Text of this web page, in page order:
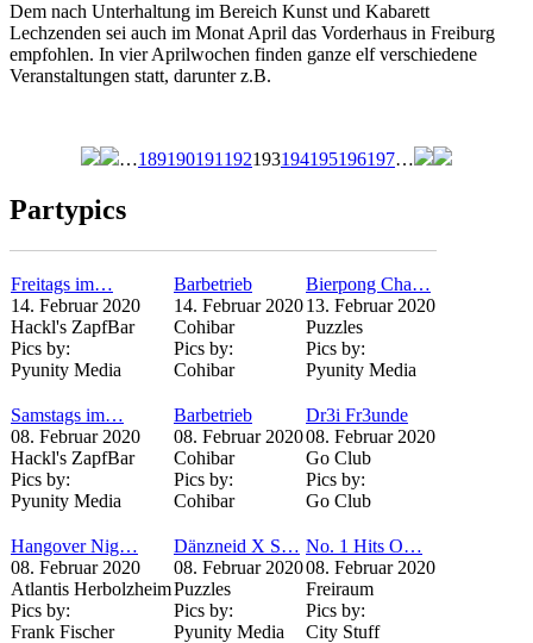
Dem nach Unterhaltung im Bereich Kunst und Kabarett
Lechzenden sei auch im Monat April das Vorderhaus in Freiburg
empfohlen. In vier Aprilwochen finden ganze elf verschiedene
Veranstaltungen statt, darunter z.B.
…189190191 192193194195196197…
Partypics
Freitags im…
14. Februar 2020
Hackl's ZapfBar
Pics by:
Pyunity Media
Barbetrieb
14. Februar 2020
Cohibar
Pics by:
Cohibar
Bierpong Cha…
13. Februar 2020
Puzzles
Pics by:
Pyunity Media
Samstags im…
08. Februar 2020
Hackl's ZapfBar
Pics by:
Pyunity Media
Barbetrieb
08. Februar 2020
Cohibar
Pics by:
Cohibar
Dr3i Fr3unde
08. Februar 2020
Go Club
Pics by:
Go Club
Hangover Nig…
08. Februar 2020
Atlantis Herbolzheim
Pics by:
Frank Fischer
Dänzneid X S…
08. Februar 2020
Puzzles
Pics by:
Pyunity Media
No. 1 Hits O…
08. Februar 2020
Freiraum
Pics by:
City Stuff